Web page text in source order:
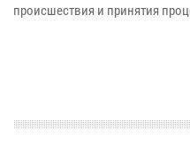
происшествия и принятия